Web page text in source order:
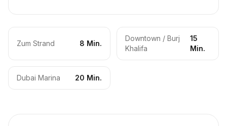
Zum Strand 8 Min.
Downtown / Burj
Khalifa
15
Min.
Dubai Marina 20 Min.